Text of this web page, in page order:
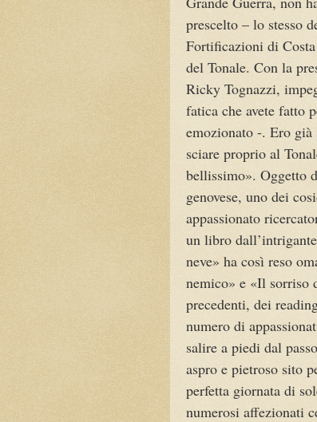
prescelto – lo stesso
Fortificazioni di
del Tonale. Con la
Ricky Tognazzi,
fatica che avete fatto
emozionato -. Ero
sciare proprio al
bellissimo». Oggetto
genovese, uno dei
appassionato
un libro
neve» ha così reso
nemico» e «Il sorriso
precedenti, dei
numero di
salire a piedi dal
aspro e pietroso sito
perfetta giornata di
numerosi affezionati